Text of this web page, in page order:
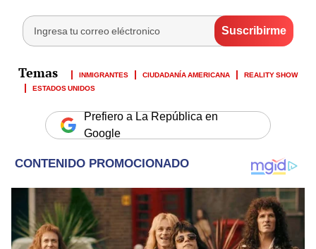
INMIGRANTES CIUDADANÍA AMERICANA
REALITY SHOW
ESTADOS UNIDOS
Prefiero a La República en
Google